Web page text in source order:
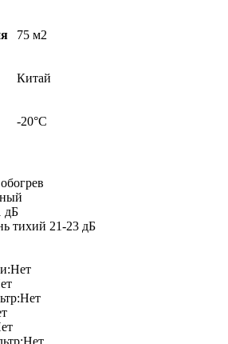
75 м2
Китай
-20°С
дБ
тихий 21-23 дБ
Нет
Нет